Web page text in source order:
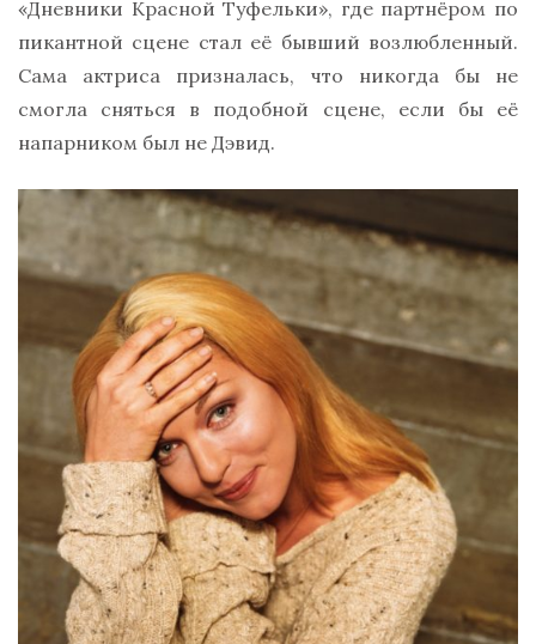
«Дневники Красной Туфельки», где партнёром по
пикантной сцене стал её бывший возлюбленный.
Сама актриса призналась, что никогда бы не
смогла сняться в подобной сцене, если бы её
напарником был не Дэвид.